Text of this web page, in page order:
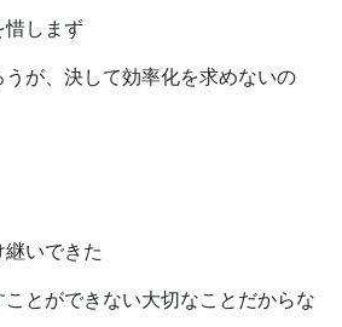
惜しまず
が、決して効率化を求めないの
いできた
ことができない大切なことだからな